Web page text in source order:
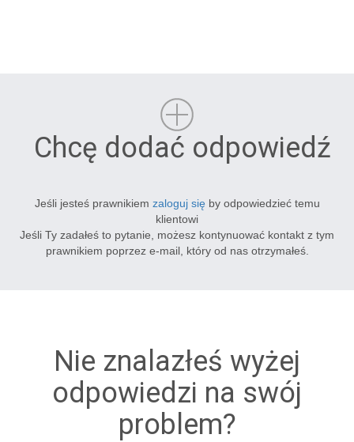
Chcę dodać odpowiedź
Jeśli jesteś prawnikiem zaloguj się by odpowiedzieć temu
klientowi
Jeśli Ty zadałeś to pytanie, możesz kontynuować kontakt z tym
prawnikiem poprzez e-mail, który od nas otrzymałeś.
Nie znalazłeś wyżej
odpowiedzi na swój
problem?